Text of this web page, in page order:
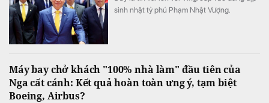
sinh nhật tỷ phú Phạm Nhật Vượng.
Máy bay chở khách "100% nhà làm" đầu tiên của
Nga cất cánh: Kết quả hoàn toàn ưng ý, tạm biệt
Boeing, Airbus?